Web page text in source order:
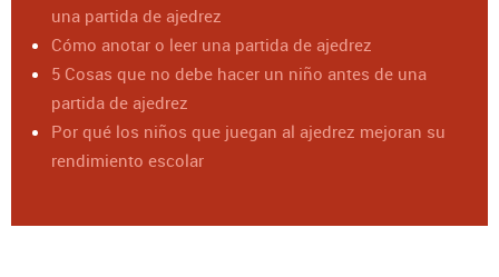
una partida de ajedrez
Cómo anotar o leer una partida de ajedrez
5 Cosas que no debe hacer un niño antes de una
partida de ajedrez
Por qué los niños que juegan al ajedrez mejoran su
rendimiento escolar